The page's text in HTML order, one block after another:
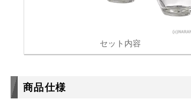
セット内容
商品仕様